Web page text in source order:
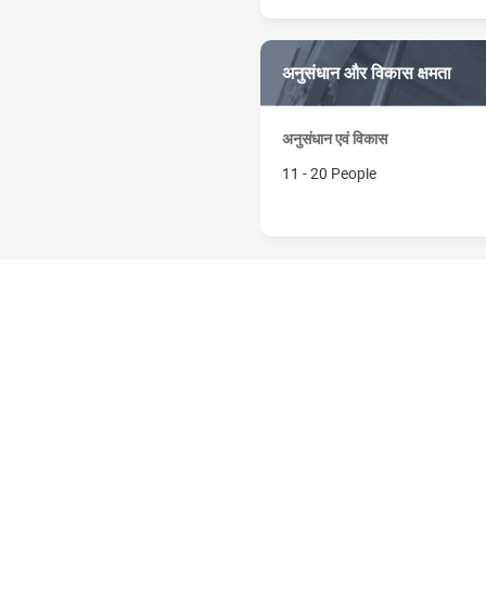
अनुसंधान और विकास क्षमता
अनुसंधान एवं विकास
11 - 20 People